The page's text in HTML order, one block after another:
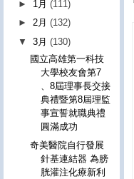
► 1月(111)
►2月(132)
▼3月(130)
國立高雄第一科技
大學校友會第7
、8屆理事長交接
典禮暨第8屆理監
事宣誓就職典禮
圓滿成功
奇美醫院自行發展
針基連結器 為膀
胱灌注化療新利